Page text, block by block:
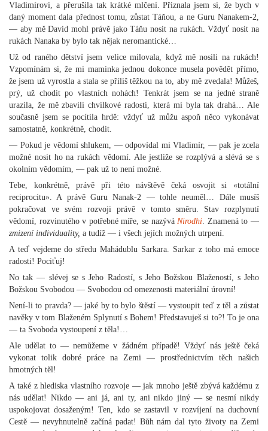
Vladimírovi, a přerušila tak krátké mlčení. Přiznala jsem si, že bych v
daný moment dala přednost tomu, zůstat Táňou, a ne Guru Nanakem-2,
— aby mě David mohl právě jako Táňu nosit na rukách. Vždyť nosit na
rukách Nanaka by bylo tak nějak neromantické…
Už od raného dětství jsem velice milovala, když mě nosili na rukách!
Vzpomínám si, že mi maminka jednou dokonce musela povědět přímo,
že jsem už vyrostla a stala se příliš těžkou na to, aby mě zvedala! Můžeš,
prý, už chodit po vlastních nohách! Tenkrát jsem se na jedné straně
urazila, že mě zbavili chvilkové radosti, která mi byla tak drahá… Ale
současně jsem se pocítila hrdě: vždyť už můžu aspoň něco vykonávat
samostatně, konkrétně, chodit.
— Pokud je vědomí shlukem, — odpovídal mi Vladimír, — pak je zcela
možné nosit ho na rukách vědomí. Ale jestliže se rozplývá a slévá se s
okolním vědomím, — pak už to není možné.
Tebe, konkrétně, právě při této návštěvě čeká osvojit si «totální
reciprocitu». A právě Guru Nanak-2 — tohle neuměl… Dále musíš
pokračovat ve svém rozvoji právě v tomto směru. Stav rozplynutí
vědomí, rozvinutého v potřebné míře, se nazýváNirodhi. Znamená to —
zmizení individuality, a tudíž — i všech jejích možných utrpení.
A teď vejdeme do středu Mahádublu Sarkara. Sarkar z toho má emoce
radosti! Pociťuj!
No tak — slévej se s Jeho Radostí, s Jeho Božskou Blažeností, s Jeho
Božskou Svobodou — Svobodou od omezenosti materiální úrovní!
Není-li to pravda? — jaké by to bylo štěstí — vystoupit teď z těl a zůstat
navěky v tom Blaženém Splynutí s Bohem! Představuješ si to?! To je ona
— ta Svoboda vystoupení z těla!…
Ale udělat to — nemůžeme v žádném případě! Vždyť nás ještě čeká
vykonat tolik dobré práce na Zemi — prostřednictvím těch našich
hmotných těl!
A také z hlediska vlastního rozvoje — jak mnoho ještě zbývá každému z
nás udělat! Nikdo — ani já, ani ty, ani nikdo jiný — se nesmí nikdy
uspokojovat dosaženým! Ten, kdo se zastavil v rozvíjení na duchovní
Cestě — nevyhnutelně začíná padat! Bůh nám dal tyto životy na Zemi